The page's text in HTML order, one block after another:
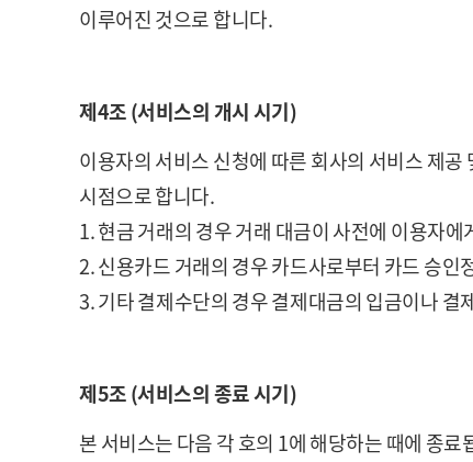
이루어진 것으로 합니다.
제4조 (서비스의 개시 시기)
이용자의 서비스 신청에 따른 회사의 서비스 제
시점으로 합니다.
1. 현금 거래의 경우 거래 대금이 사전에 이용자
2. 신용카드 거래의 경우 카드사로부터 카드 승인
3. 기타 결제수단의 경우 결제대금의 입금이나 결
제5조 (서비스의 종료 시기)
본 서비스는 다음 각 호의 1에 해당하는 때에 종료